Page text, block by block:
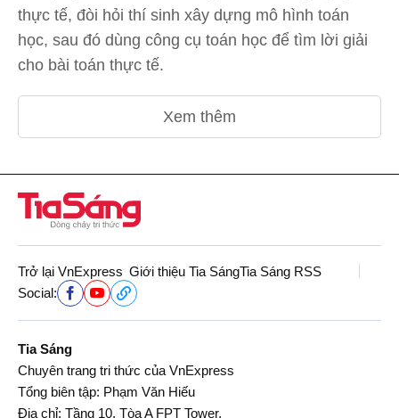
thực tế, đòi hỏi thí sinh xây dựng mô hình toán
học, sau đó dùng công cụ toán học để tìm lời giải
cho bài toán thực tế.
Xem thêm
Trở lại VnExpress Giới thiệu Tia SángTia Sáng RSS
Social:
Tia Sáng
Chuyên trang tri thức của VnExpress
Tổng biên tập: Phạm Văn Hiếu
Địa chỉ: Tầng 10, Tòa A FPT Tower,